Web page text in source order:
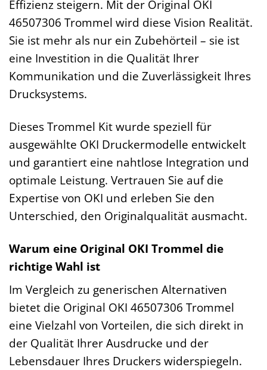
Effizienz steigern. Mit der Original OKI
46507306 Trommel wird diese Vision Realität.
Sie ist mehr als nur ein Zubehörteil – sie ist
eine Investition in die Qualität Ihrer
Kommunikation und die Zuverlässigkeit Ihres
Drucksystems.
Dieses Trommel Kit wurde speziell für
ausgewählte OKI Druckermodelle entwickelt
und garantiert eine nahtlose Integration und
optimale Leistung. Vertrauen Sie auf die
Expertise von OKI und erleben Sie den
Unterschied, den Originalqualität ausmacht.
Warum eine Original OKI Trommel die
richtige Wahl ist
Im Vergleich zu generischen Alternativen
bietet die Original OKI 46507306 Trommel
eine Vielzahl von Vorteilen, die sich direkt in
der Qualität Ihrer Ausdrucke und der
Lebensdauer Ihres Druckers widerspiegeln.